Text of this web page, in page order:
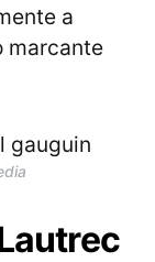
a
marcante